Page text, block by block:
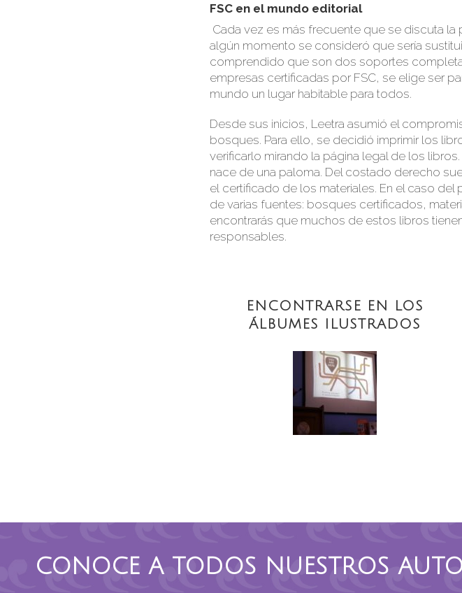
FSC en el mundo editorial
Cada vez es más frecuente que se discuta
algún momento se consideró que sería
comprendido que son dos soportes
empresas certificadas por FSC, se elige ser
mundo un lugar habitable para todos.
Desde sus inicios, Leetra asumió el
bosques. Para ello, se decidió imprimir los
verificarlo mirando la página legal de los libros
nace de una paloma. Del costado derecho
el certificado de los materiales. En el caso
de varias fuentes: bosques certificados,
encontrarás que muchos de estos libros
responsables.
ENCONTRARSE EN LOS
ÁLBUMES ILUSTRADOS
CONOCE A TODOS NUESTROS